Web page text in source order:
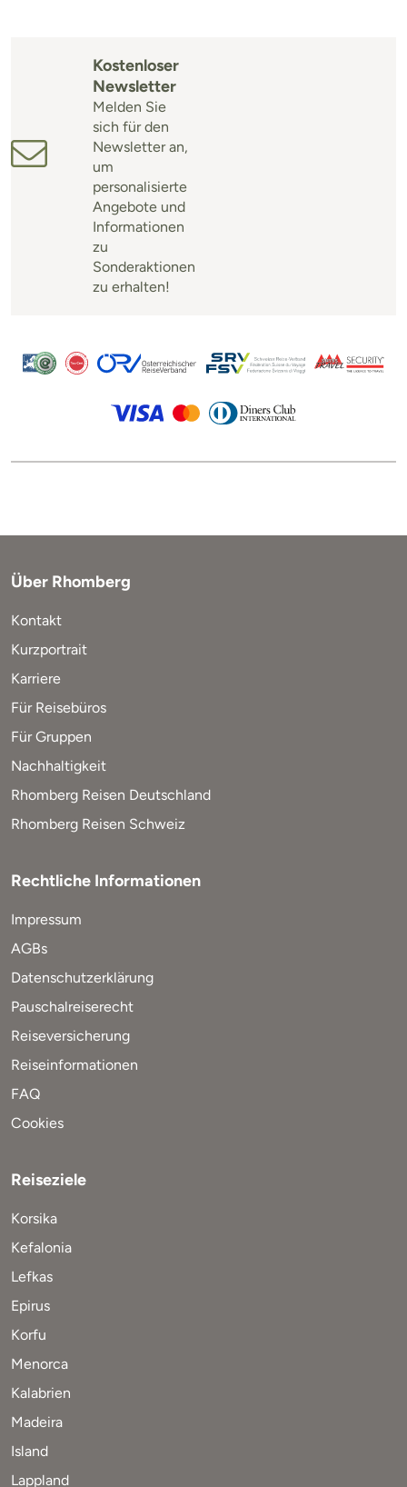
Kostenloser
Newsletter
Melden Sie
sich für den
Newsletter an,
um
personalisierte
Angebote und
Informationen
zu
Sonderaktionen
zu erhalten!
Über Rhomberg
Kontakt
Kurzportrait
Karriere
Für Reisebüros
Für Gruppen
Nachhaltigkeit
Rhomberg Reisen Deutschland
Rhomberg Reisen Schweiz
Rechtliche Informationen
Impressum
AGBs
Datenschutzerklärung
Pauschalreiserecht
Reiseversicherung
Reiseinformationen
FAQ
Cookies
Reiseziele
Korsika
Kefalonia
Lefkas
Epirus
Korfu
Menorca
Kalabrien
Madeira
Island
Lappland